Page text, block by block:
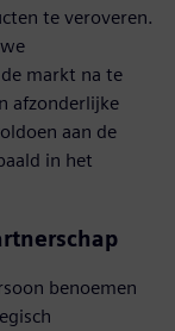
te veroveren.
markt na te
afzonderlijke
aan de
in het
benoemen